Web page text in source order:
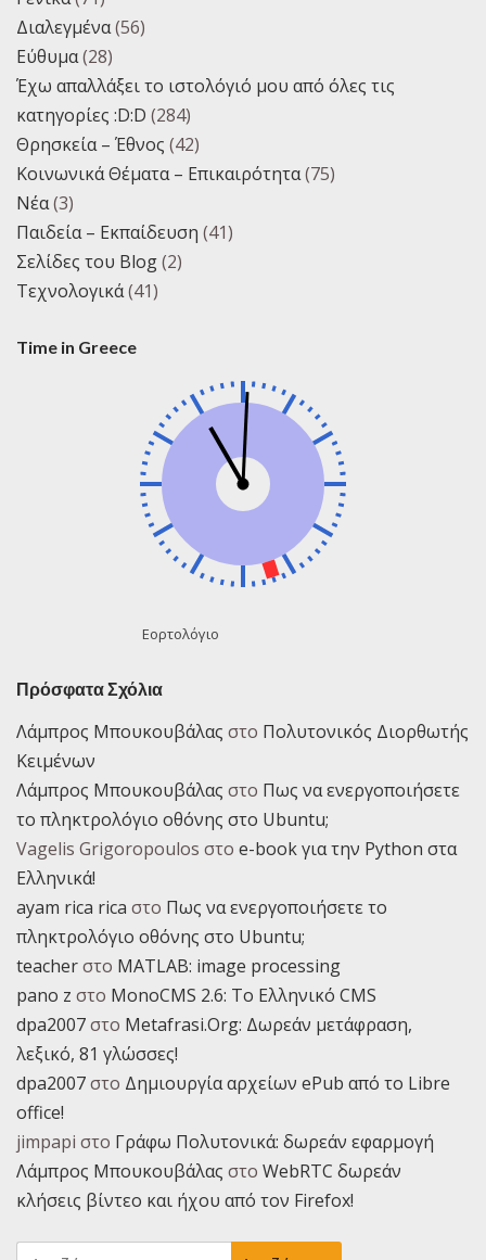
Διαλεγμένα(56)
Εύθυμα(28)
Έχω απαλλάξει το ιστολόγιό μου από όλες τις
κατηγορίες :D:D (284)
Θρησκεία – Έθνος (42)
Κοινωνικά Θέματα – Επικαιρότητα(75)
Νέα(3)
Παιδεία – Εκπαίδευση (41)
Σελίδες του Blog(2)
Τεχνολογικά(41)
Time in Greece
Εορτολόγιο
Πρόσφατα Σχόλια
Λάμπρος Μπουκουβάλας στο Πολυτονικός Διορθωτής
Κειμένων
Λάμπρος Μπουκουβάλας στο Πως να ενεργοποιήσετε
το πληκτρολόγιο οθόνης στο Ubuntu;
Vagelis Grigoropoulos στο e-book για την Python στα
Ελληνικά!
ayam rica rica στο Πως να ενεργοποιήσετε το
πληκτρολόγιο οθόνης στο Ubuntu;
teacherστο MATLAB: image processing
pano z στο MonoCMS 2.6: Το Ελληνικό CMS
dpa2007στο Metafrasi.Org: Δωρεάν μετάφραση,
λεξικό, 81 γλώσσες!
dpa2007στο Δημιουργία αρχείων ePub από το Libre
office!
jimpapi στο Γράφω Πολυτονικά: δωρεάν εφαρμογή
Λάμπρος Μπουκουβάλας στο WebRTC δωρεάν
κλήσεις βίντεο και ήχου από τον Firefox!
Αναζήτηση